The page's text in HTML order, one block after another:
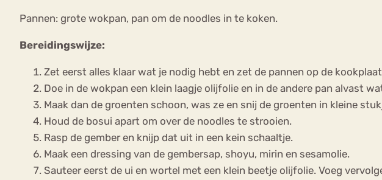
Pannen: grote wokpan, pan om de noodles in te koken.
Bereidingswijze:
Zet eerst alles klaar wat je nodig hebt en zet de pannen op de
Doe in de wokpan een klein laagje olijfolie en in de andere pan alvast
Maak dan de groenten schoon, was ze en snij de groenten in kleine
Houd de bosui apart om over de noodles te strooien.
Rasp de gember en knijp dat uit in een kein schaaltje.
Maak een dressing van de gembersap, shoyu, mirin en sesamolie.
Sauteer eerst de ui en wortel met een klein beetje olijfolie. Voeg